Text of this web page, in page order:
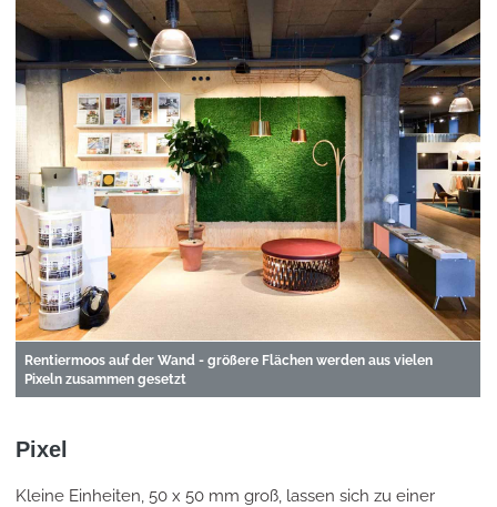
Rentiermoos auf der Wand - größere Flächen werden aus vielen
Pixeln zusammen gesetzt
Pixel
Kleine Einheiten, 50 x 50 mm groß, lassen sich zu einer